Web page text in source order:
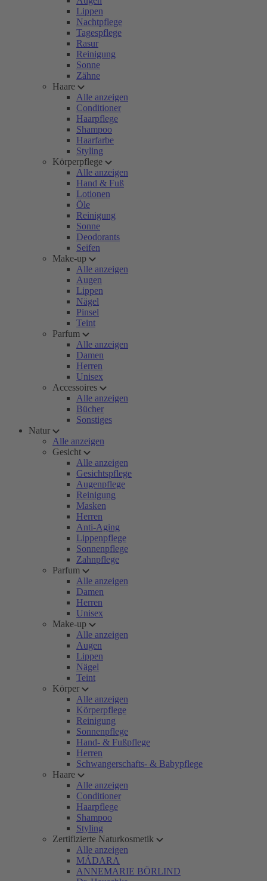
Lippen
Nachtpflege
Tagespflege
Rasur
Reinigung
Sonne
Zähne
Haare
Alle anzeigen
Conditioner
Haarpflege
Shampoo
Haarfarbe
Styling
Körperpflege
Alle anzeigen
Hand & Fuß
Lotionen
Öle
Reinigung
Sonne
Deodorants
Seifen
Make-up
Alle anzeigen
Augen
Lippen
Nägel
Pinsel
Teint
Parfum
Alle anzeigen
Damen
Herren
Unisex
Accessoires
Alle anzeigen
Bücher
Sonstiges
Natur
Alle anzeigen
Gesicht
Alle anzeigen
Gesichtspflege
Augenpflege
Reinigung
Masken
Herren
Anti-Aging
Lippenpflege
Sonnenpflege
Zahnpflege
Parfum
Alle anzeigen
Damen
Herren
Unisex
Make-up
Alle anzeigen
Augen
Lippen
Nägel
Teint
Körper
Alle anzeigen
Körperpflege
Reinigung
Sonnenpflege
Hand- & Fußpflege
Herren
Schwangerschafts- & Babypflege
Haare
Alle anzeigen
Conditioner
Haarpflege
Shampoo
Styling
Zertifizierte Naturkosmetik
Alle anzeigen
MÁDARA
ANNEMARIE BÖRLIND